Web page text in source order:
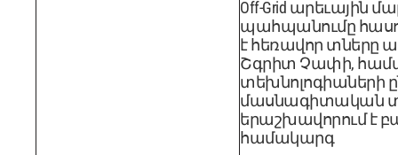
Off-Grid արեւային
պահպանումը
է հեռավոր տները
Շգրիտ Չափի,
տեխնոլոգիաների
մասնագիտական
երաշխավորում է
համակարգ